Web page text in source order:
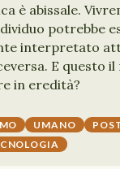
è abissale.
potrebbe
interpretato
E questo
in eredità?
UMANO